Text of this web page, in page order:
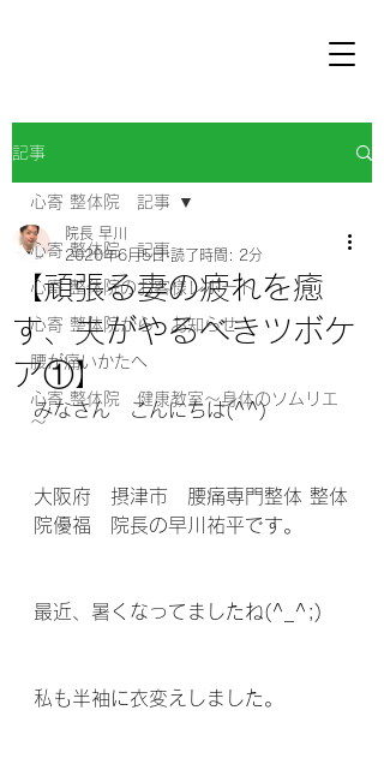
記事
心寄 整体院 記事
心寄 整体院のお客様レポート
心寄 整体院から お知らせ
腰が痛いかたへ
心寄 整体院 健康教室～身体のソムリエ
～
心寄 整体院 記事
【頑張る妻の疲れを癒
す、夫がやるべきツボケ
ア①】
院長 早川
2020年6月5日 読了時間: 2分
みなさん　こんにちは(^^)
大阪府　摂津市　腰痛専門整体 整体
院優福　院長の早川祐平です。
最近、暑くなってましたね(^_^;)
私も半袖に衣変えしました。